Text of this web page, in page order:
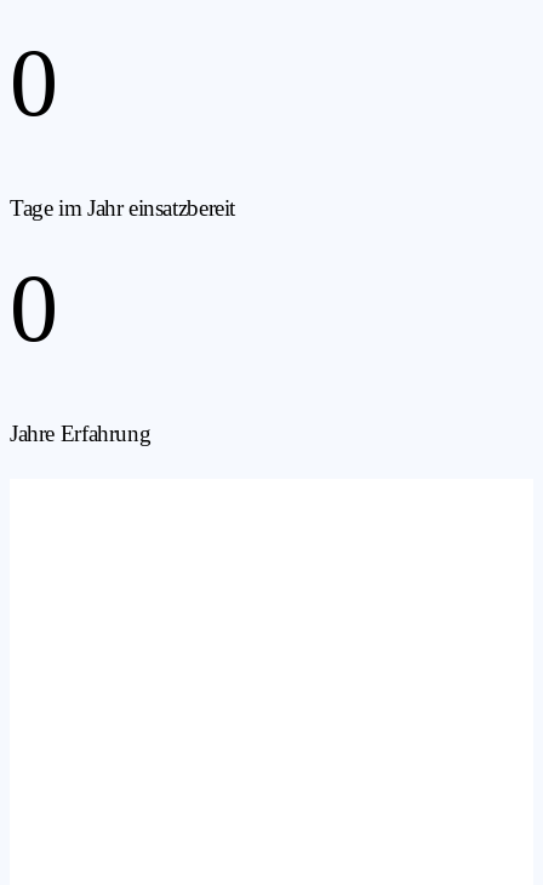
0
Tage im Jahr einsatzbereit
0
Jahre Erfahrung